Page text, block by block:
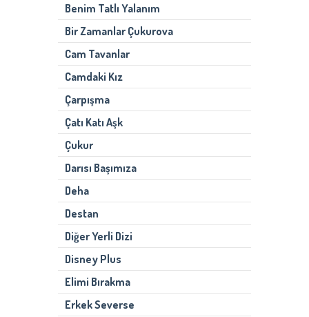
Benim Tatlı Yalanım
Bir Zamanlar Çukurova
Cam Tavanlar
Camdaki Kız
Çarpışma
Çatı Katı Aşk
Çukur
Darısı Başımıza
Deha
Destan
Diğer Yerli Dizi
Disney Plus
Elimi Bırakma
Erkek Severse